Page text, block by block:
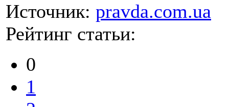
Источник: pravda.com.ua
Рейтинг статьи:
0
1